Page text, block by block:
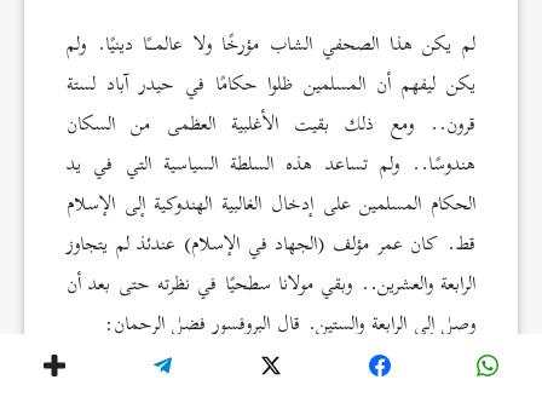
لم يكن هذا الصحفي الشاب مؤرخًا ولا عالمــًا دينيًا. ولم
يكن ليفهم أن المسلمين ظلوا حكامًا في حيدر آباد لستة
قرون.. ومع ذلك بقيت الأغلبية العظمى من السكان
هندوسًا.. ولم تساعد هذه السلطة السياسية التي في يد
الحكام المسلمين على إدخال الغالبية الهندوكية إلى الإسلام
قط. كان عمر مؤلف (الجهاد في الإسلام) عندئذ لم يتجاوز
الرابعة والعشرين.. وبقي مولانا سطحيًا في نظرته حتى بعد أن
وصل إلى الرابعة والستين. قال البروفسور فضل الرحمان: